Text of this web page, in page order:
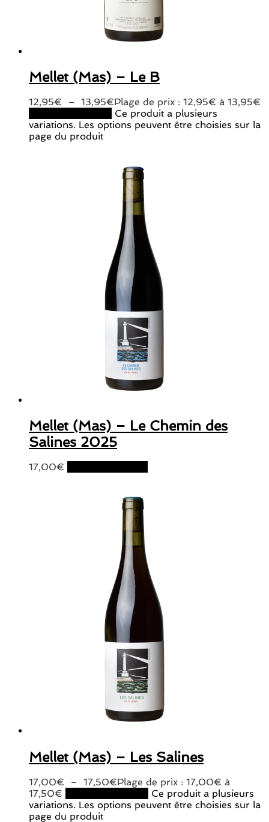
Mellet (Mas) – Le B
12,95€ – 13,95€Plage de prix : 12,95€ à 13,95€
Ce produit a plusieurs
variations. Les options peuvent être choisies sur la
page du produit
Mellet (Mas) – Le Chemin des
Salines 2025
17,00€
Mellet (Mas) – Les Salines
17,00€ – 17,50€Plage de prix : 17,00€ à
17,50€
Ce produit a plusieurs
variations. Les options peuvent être choisies sur la
page du produit